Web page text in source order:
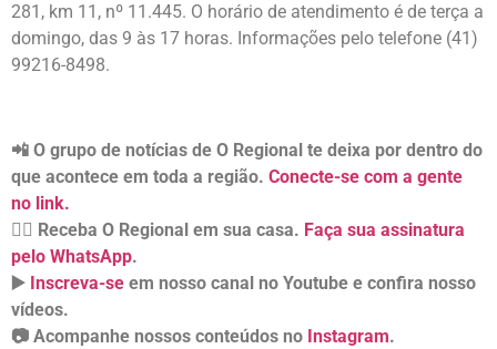
281, km 11, nº 11.445. O horário de atendimento é de terça a
domingo, das 9 às 17 horas. Informações pelo telefone (41)
99216-8498.
📲 O grupo de notícias de O Regional te deixa por dentro do
que acontece em toda a região. Conecte-se com a gente
no link.
👉🏻 Receba O Regional em sua casa. Faça sua assinatura
pelo WhatsApp.
▶️ Inscreva-se em nosso canal no Youtube e confira nosso
vídeos.
📷 Acompanhe nossos conteúdos no Instagram.